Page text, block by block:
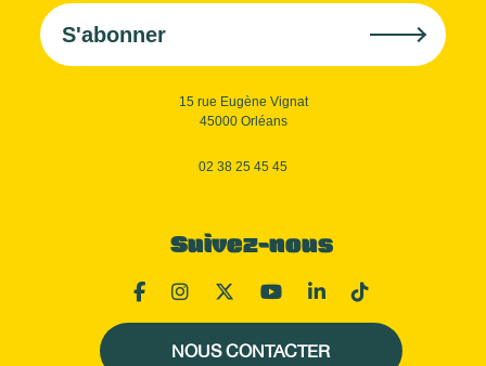
S'abonner
15 rue Eugène Vignat
45000 Orléans
02 38 25 45 45
Suivez-nous
NOUS CONTACTER